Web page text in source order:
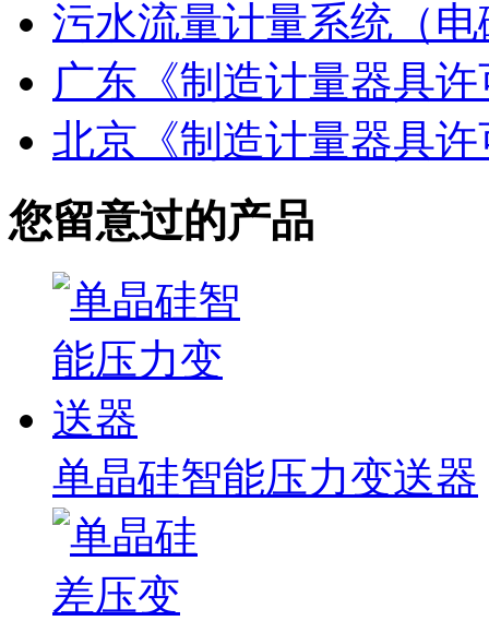
污水流量计量系统（
广东《制造计量器具
北京《制造计量器具
您留意过的产品
单晶硅智能压力变送器